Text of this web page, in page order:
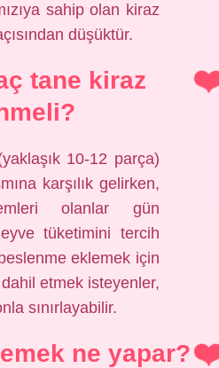
sahip olan kiraz
düşüktür.
tane kiraz
10-12 parça)
karşılık gelirken,
olanlar gün
tüketimini tercih
eklemek için
etmek isteyenler,
sınırlayabilir.
ne yapar?